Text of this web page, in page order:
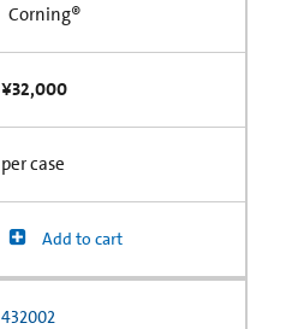
Corning®
¥32,000
per case
Add to cart
432002